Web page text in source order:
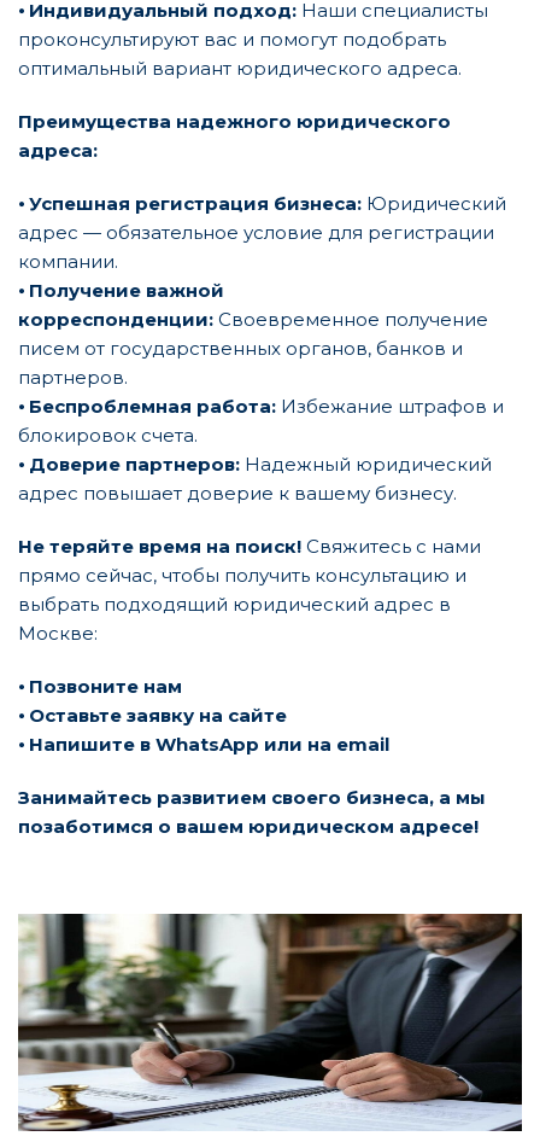
⦁ Индивидуальный подход: Наши специалисты
проконсультируют вас и помогут подобрать
оптимальный вариант юридического адреса.
Преимущества надежного юридического
адреса:
⦁ Успешная регистрация бизнеса: Юридический
адрес — обязательное условие для регистрации
компании.
⦁ Получение важной
корреспонденции: Своевременное получение
писем от государственных органов, банков и
партнеров.
⦁ Беспроблемная работа: Избежание штрафов и
блокировок счета.
⦁ Доверие партнеров: Надежный юридический
адрес повышает доверие к вашему бизнесу.
Не теряйте время на поиск! Свяжитесь с нами
прямо сейчас, чтобы получить консультацию и
выбрать подходящий юридический адрес в
Москве:
⦁ Позвоните нам
⦁ Оставьте заявку на сайте
⦁ Напишите в WhatsApp или на email
Занимайтесь развитием своего бизнеса, а мы
позаботимся о вашем юридическом адресе!